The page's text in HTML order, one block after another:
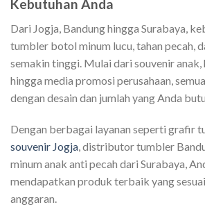
Kebutuhan Anda
Dari Jogja, Bandung hingga Surabaya,
tumbler botol minum lucu, tahan pecah,
semakin tinggi. Mulai dari souvenir anak,
hingga media promosi perusahaan,
dengan desain dan jumlah yang Anda
Dengan berbagai layanan seperti grafir
souvenir Jogja, distributor tumbler
minum anak anti pecah dari Surabaya,
mendapatkan produk terbaik yang
anggaran.